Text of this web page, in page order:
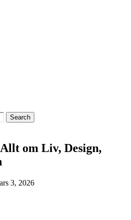
om Liv, Design,
3, 2026